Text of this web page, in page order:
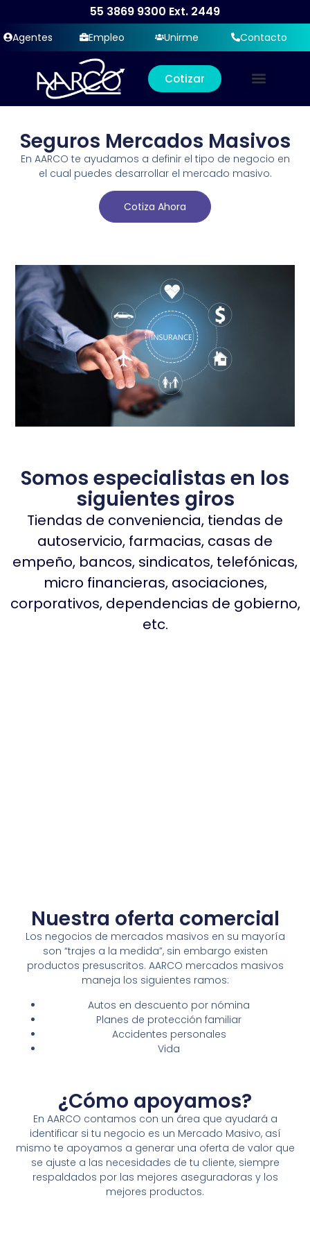
55 3869 9300 Ext. 2449
Agentes Empleo Unirme Contacto
Cotizar
Seguros Mercados Masivos
En AARCO te ayudamos a definir el tipo de negocio en
el cual puedes desarrollar el mercado masivo.
Cotiza Ahora
Somos especialistas en los
siguientes giros
Tiendas de conveniencia, tiendas de
autoservicio, farmacias, casas de
empeño, bancos, sindicatos, telefónicas,
micro financieras, asociaciones,
corporativos, dependencias de gobierno,
etc.
Nuestra oferta comercial
Los negocios de mercados masivos en su mayoría
son “trajes a la medida”, sin embargo existen
productos presuscritos. AARCO mercados masivos
maneja los siguientes ramos:
Autos en descuento por nómina
Planes de protección familiar
Accidentes personales
Vida
¿Cómo apoyamos?
En AARCO contamos con un área que ayudará a
identificar si tu negocio es un Mercado Masivo, así
mismo te apoyamos a generar una oferta de valor que
se ajuste a las necesidades de tu cliente, siempre
respaldados por las mejores aseguradoras y los
mejores productos.